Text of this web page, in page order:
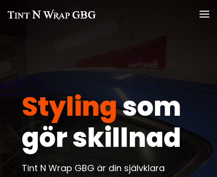
Stylingsom
gör skillnad
Tint N Wrap GBG är din självklara